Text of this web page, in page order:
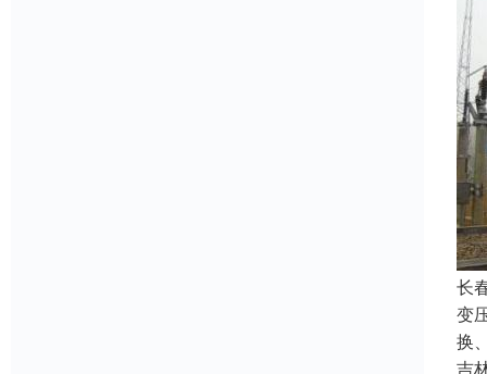
长
变
换
吉